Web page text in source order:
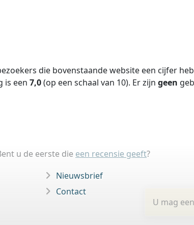
die bovenstaande website een cijfer
is een 7,0(op een schaal van 10). Er zijn geen
u de eerste die een recensie geeft?
U mag
Nieuwsbrief
Contact